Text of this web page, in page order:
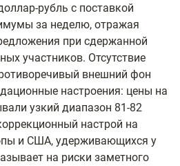
рубль с поставкой
за неделю, отражая
при сдержанной
участников. Отсутствие
внешний фон
настроения: цены на
узкий диапазон 81-82
настрой на
и США, удерживающихся у
на риски заметного